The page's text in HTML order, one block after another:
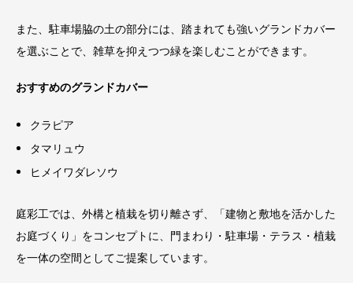
また、駐車場脇の土の部分には、踏まれても強いグランドカバー
を選ぶことで、雑草を抑えつつ緑を楽しむことができます。
おすすめのグランドカバー
クラピア
タマリュウ
ヒメイワダレソウ
庭彩工では、外構と植栽を切り離さず、「建物と敷地を活かした
お庭づくり」をコンセプトに、門まわり・駐車場・テラス・植栽
を一体の空間としてご提案しています。